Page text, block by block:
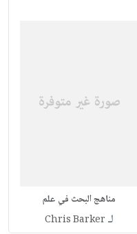
مناهج البحث في علم
لـ Chris Barker